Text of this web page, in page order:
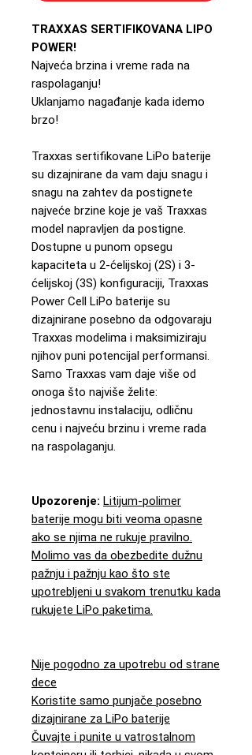
TRAXXAS SERTIFIKOVANA LIPO
POWER!
Najveća brzina i vreme rada na
raspolaganju!
Uklanjamo nagađanje kada idemo
brzo!
Traxxas sertifikovane LiPo baterije
su dizajnirane da vam daju snagu i
snagu na zahtev da postignete
najveće brzine koje je vaš Traxxas
model napravljen da postigne.
Dostupne u punom opsegu
kapaciteta u 2-ćelijskoj (2S) i 3-
ćelijskoj (3S) konfiguraciji, Traxxas
Power Cell LiPo baterije su
dizajnirane posebno da odgovaraju
Traxxas modelima i maksimiziraju
njihov puni potencijal performansi.
Samo Traxxas vam daje više od
onoga što najviše želite:
jednostavnu instalaciju, odličnu
cenu i najveću brzinu i vreme rada
na raspolaganju.
Upozorenje: Litijum-polimer
baterije mogu biti veoma opasne
ako se njima ne rukuje pravilno.
Molimo vas da obezbedite dužnu
pažnju i pažnju kao što ste
upotrebljeni u svakom trenutku kada
rukujete LiPo paketima.
Nije pogodno za upotrebu od strane
dece
Koristite samo punjače posebno
dizajnirane za LiPo baterije
Čuvajte i punite u vatrostalnom